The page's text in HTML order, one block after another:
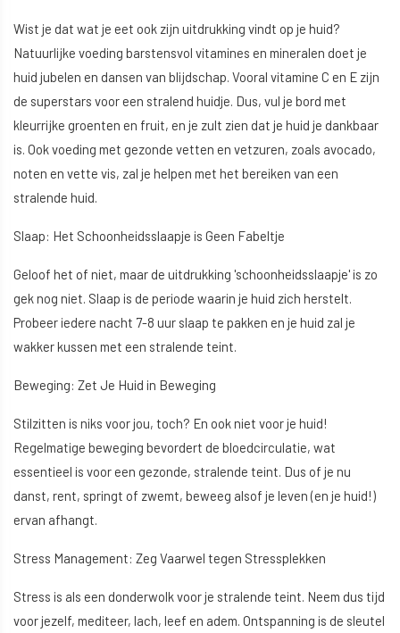
Wist je dat wat je eet ook zijn uitdrukking vindt op je huid?
Natuurlijke voeding barstensvol vitamines en mineralen doet je
huid jubelen en dansen van blijdschap. Vooral vitamine C en E zijn
de superstars voor een stralend huidje. Dus, vul je bord met
kleurrijke groenten en fruit, en je zult zien dat je huid je dankbaar
is. Ook voeding met gezonde vetten en vetzuren, zoals avocado,
noten en vette vis, zal je helpen met het bereiken van een
stralende huid.
Slaap: Het Schoonheidsslaapje is Geen Fabeltje
Geloof het of niet, maar de uitdrukking 'schoonheidsslaapje' is zo
gek nog niet. Slaap is de periode waarin je huid zich herstelt.
Probeer iedere nacht 7-8 uur slaap te pakken en je huid zal je
wakker kussen met een stralende teint.
Beweging: Zet Je Huid in Beweging
Stilzitten is niks voor jou, toch? En ook niet voor je huid!
Regelmatige beweging bevordert de bloedcirculatie, wat
essentieel is voor een gezonde, stralende teint. Dus of je nu
danst, rent, springt of zwemt, beweeg alsof je leven (en je huid!)
ervan afhangt.
Stress Management: Zeg Vaarwel tegen Stressplekken
Stress is als een donderwolk voor je stralende teint. Neem dus tijd
voor jezelf, mediteer, lach, leef en adem. Ontspanning is de sleutel